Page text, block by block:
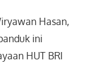
Hasan,
ini
HUT BRI